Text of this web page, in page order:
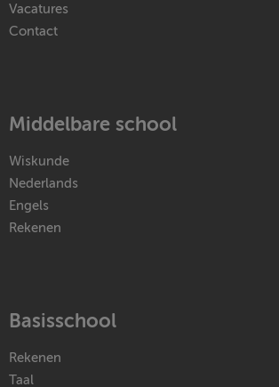
Vacatures
Contact
Middelbare school
Wiskunde
Nederlands
Engels
Rekenen
Basisschool
Rekenen
Taal